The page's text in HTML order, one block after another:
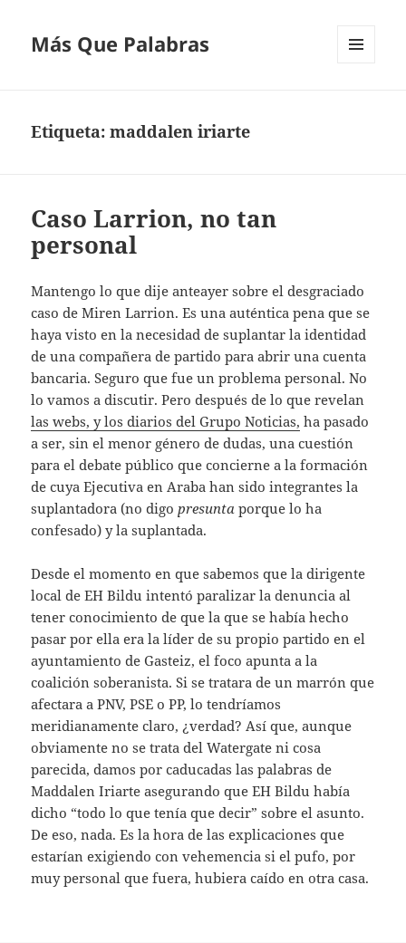
Más Que Palabras
Etiqueta:maddalen iriarte
Caso Larrion, no tan
personal
Mantengo lo que dije anteayer sobre el desgraciado
caso de Miren Larrion. Es una auténtica pena que se
haya visto en la necesidad de suplantar la identidad
de una compañera de partido para abrir una cuenta
bancaria. Seguro que fue un problema personal. No
lo vamos a discutir. Pero después de lo que revelan
las webs, y los diarios del Grupo Noticias, ha pasado
a ser, sin el menor género de dudas, una cuestión
para el debate público que concierne a la formación
de cuya Ejecutiva en Araba han sido integrantes la
suplantadora (no digopresunta porque lo ha
confesado) y la suplantada.
Desde el momento en que sabemos que la dirigente
local de EH Bildu intentó paralizar la denuncia al
tener conocimiento de que la que se había hecho
pasar por ella era la líder de su propio partido en el
ayuntamiento de Gasteiz, el foco apunta a la
coalición soberanista. Si se tratara de un marrón que
afectara a PNV, PSE o PP, lo tendríamos
meridianamente claro, ¿verdad? Así que, aunque
obviamente no se trata del Watergate ni cosa
parecida, damos por caducadas las palabras de
Maddalen Iriarte asegurando que EH Bildu había
dicho “todo lo que tenía que decir” sobre el asunto.
De eso, nada. Es la hora de las explicaciones que
estarían exigiendo con vehemencia si el pufo, por
muy personal que fuera, hubiera caído en otra casa.